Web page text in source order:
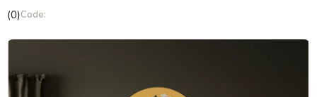
Die
Produktbewertung
0,0
von
(0)